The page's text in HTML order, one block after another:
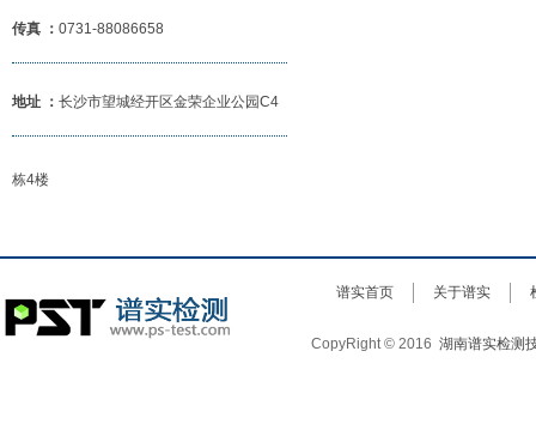
传真 ： 0731-88086658
地址 ： 长沙市望城经开区金荣企业公园C4
栋4楼
谱实首页 关于谱实
CopyRight © 2016湖南谱实检测